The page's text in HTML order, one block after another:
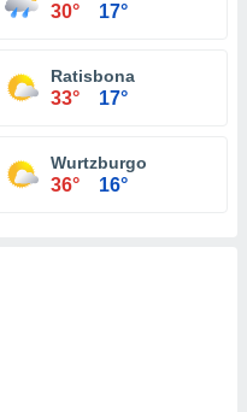
30° 17°
Ratisbona
33° 17°
Wurtzburgo
36° 16°